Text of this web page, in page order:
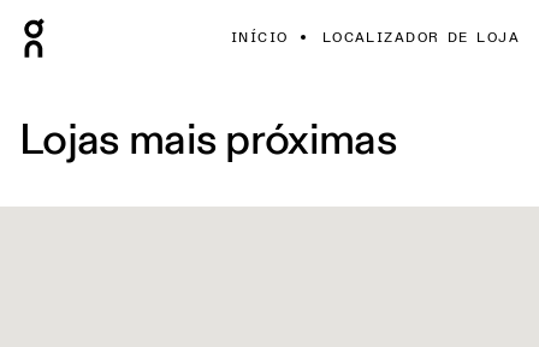
INÍCIO LOCALIZADOR DE LOJA
Lojas mais próximas